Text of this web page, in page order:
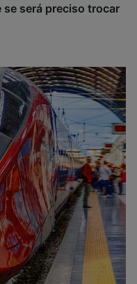
será preciso trocar